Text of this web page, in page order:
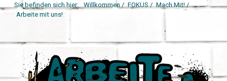
Sie befinden sich hier: Willkommen / FOKUS / Mach Mit! /
Arbeite mit uns!